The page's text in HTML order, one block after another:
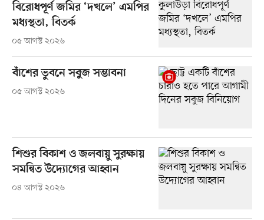
বিরোধপূর্ণ জমির ‘দখলে’ এমপির
মধ্যস্থতা, বিতর্ক
০৫ আগস্ট ২০২৬
বাঁশের ভুবনে সবুজ সম্ভাবনা
০৫ আগস্ট ২০২৬
শিশুর বিকাশ ও জলবায়ু সুরক্ষায়
সমন্বিত উদ্যোগের আহ্বান
০৪ আগস্ট ২০২৬